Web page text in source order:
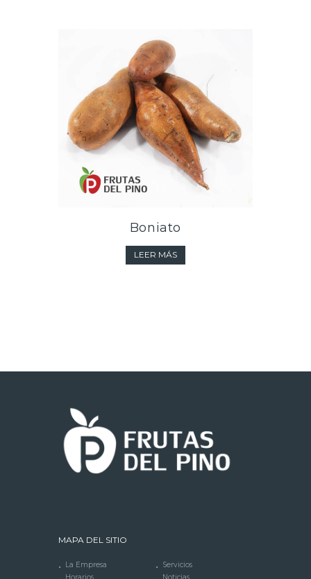
Boniato
LEER MÁS
MAPA DEL SITIO
La Empresa
Servicios
Horarios
Noticias